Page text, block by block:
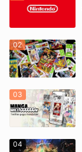
02
03
04